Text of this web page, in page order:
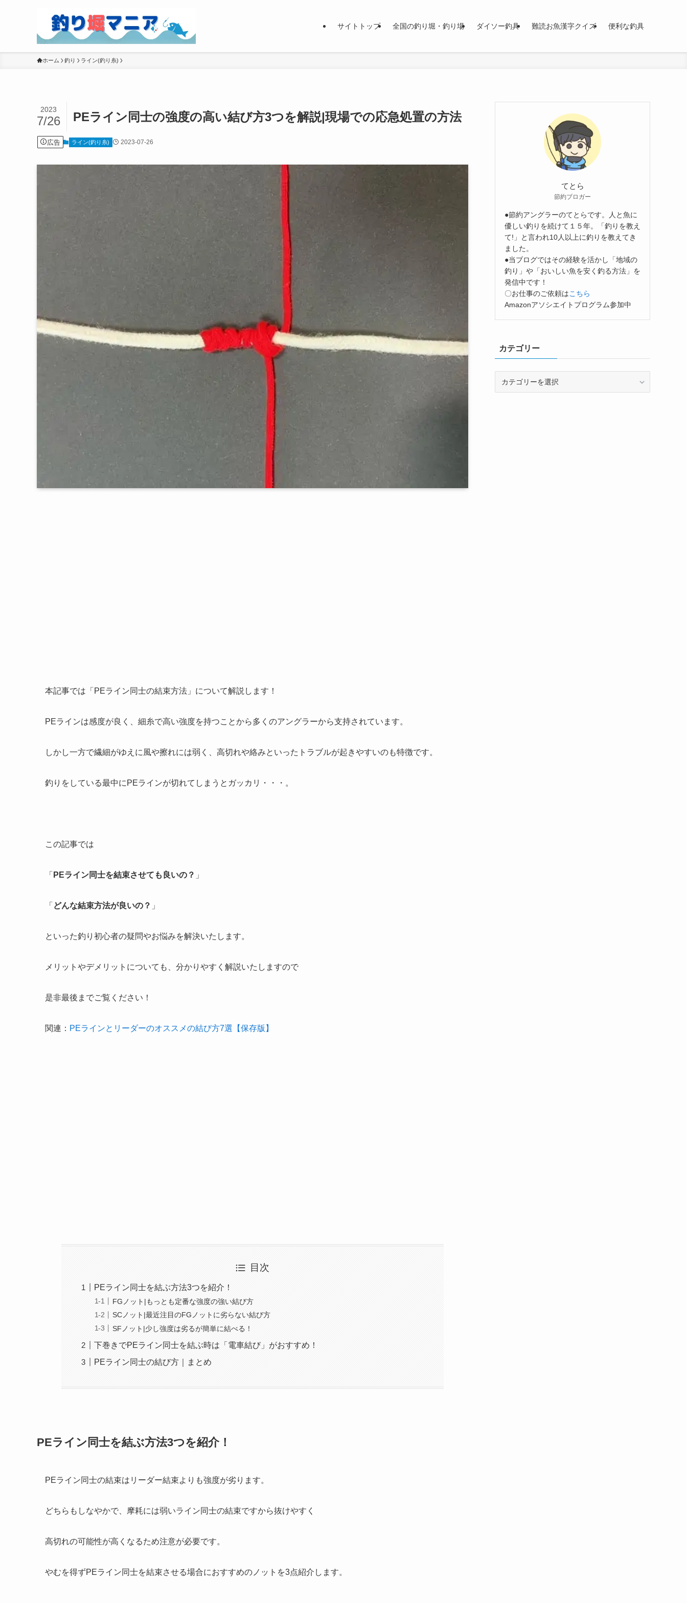
サイトトップ 全国の釣り堀・釣り場 ダイソー釣具 難読お魚漢字クイズ 便利な釣具
ホーム 釣り ライン(釣り糸)
PEライン同士の強度の高い結び方3つを解説|現場での応急処置の方法
2023
7/26
広告 ライン(釣り糸) 2023-07-26
本記事では「PEライン同士の結束方法」について解説します！
PEラインは感度が良く、細糸で高い強度を持つことから多くのアングラーから支持されています。
しかし一方で繊細がゆえに風や擦れには弱く、高切れや絡みといったトラブルが起きやすいのも特徴です。
釣りをしている最中にPEラインが切れてしまうとガッカリ・・・。
この記事では
「 PEライン同士を結束させても良いの？ 」
「 どんな結束方法が良いの？ 」
といった釣り初心者の疑問やお悩みを解決いたします。
メリットやデメリットについても、分かりやすく解説いたしますので
是非最後までご覧ください！
関連： PEラインとリーダーのオススメの結び方7選【保存版】
目次
PEライン同士を結ぶ方法3つを紹介！
FGノット|もっとも定番な強度の強い結び方
SCノット|最近注目のFGノットに劣らない結び方
SFノット|少し強度は劣るが簡単に結べる！
下巻きでPEライン同士を結ぶ時は「電車結び」がおすすめ！
PEライン同士の結び方｜まとめ
PEライン同士を結ぶ方法3つを紹介！
PEライン同士の結束はリーダー結束よりも強度が劣ります。
どちらもしなやかで、摩耗には弱いライン同士の結束ですから抜けやすく
高切れの可能性が高くなるため注意が必要です。
やむを得ずPEライン同士を結束させる場合におすすめのノットを3点紹介します。
てとら
節約ブロガー
●節約アングラーのてとらです。人と魚に
優しい釣りを続けて１５年。「釣りを教え
て!」と言われ10人以上に釣りを教えてき
ました。
●当ブログではその経験を活かし「地域の
釣り」や「おいしい魚を安く釣る方法」を
発信中です！
〇お仕事のご依頼はこちら
Amazonアソシエイトプログラム参加中
カテゴリー